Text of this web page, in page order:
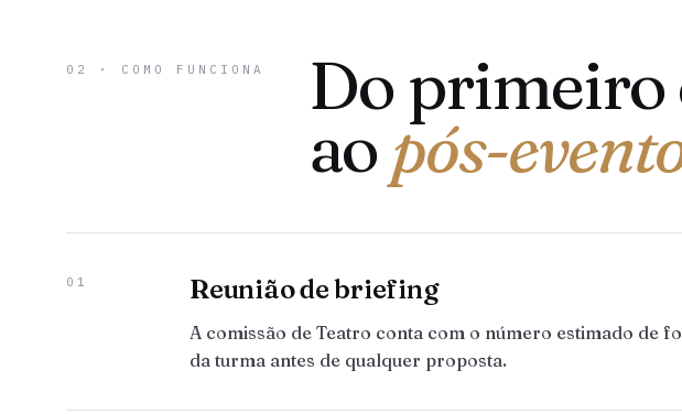
02 · COMO FUNCIONA Do primeiro
ao pós-
01 Reunião de briefing
A comissão de Teatro conta com o número estimado de
da turma antes de qualquer proposta.